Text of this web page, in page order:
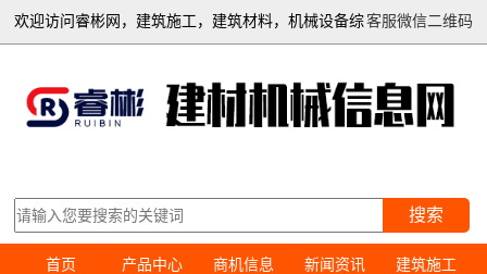
客服微信二维码
欢迎访问睿彬网，建筑施工，建筑材料，机械设备综
搜索
首页 产品中心 商机信息 新闻资讯 建筑施工